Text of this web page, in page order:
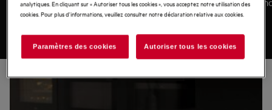
pour une flexibilité optimale.
analytiques. En cliquant sur « Autoriser tous les cookies », vous acceptez notre utilisation des
cookies. Pour plus d'informations, veuillez consulter notre déclaration relative aux cookies.
Paramètres des cookies Autoriser tous les cookies